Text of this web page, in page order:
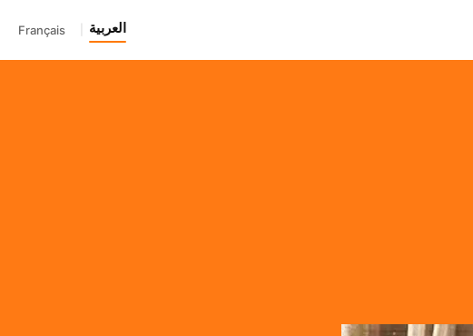
العربية Français